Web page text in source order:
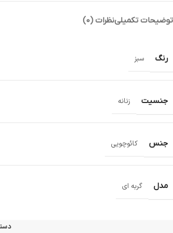
توضیحات تکمیلینظرات (0)
رنگ سبز
جنسیت زنانه
جنس کائوچویی
مدل گربه ای